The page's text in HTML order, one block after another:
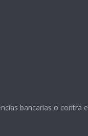
bancarias o